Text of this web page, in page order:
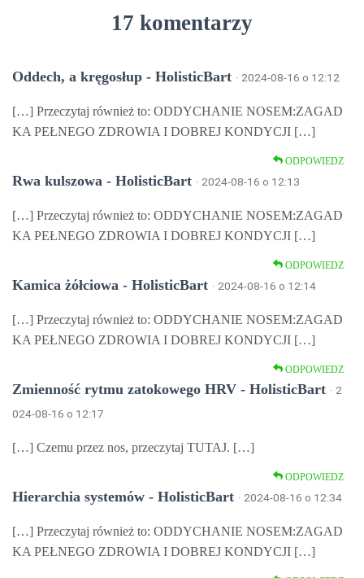
17 komentarzy
Oddech, a kręgosłup - HolisticBart · 2024-08-16 o 12:12
[…] Przeczytaj również to: ODDYCHANIE NOSEM:ZAGAD
KA PEŁNEGO ZDROWIA I DOBREJ KONDYCJI […]
ODPOWIEDZ
Rwa kulszowa - HolisticBart · 2024-08-16 o 12:13
[…] Przeczytaj również to: ODDYCHANIE NOSEM:ZAGAD
KA PEŁNEGO ZDROWIA I DOBREJ KONDYCJI […]
ODPOWIEDZ
Kamica żółciowa - HolisticBart · 2024-08-16 o 12:14
[…] Przeczytaj również to: ODDYCHANIE NOSEM:ZAGAD
KA PEŁNEGO ZDROWIA I DOBREJ KONDYCJI […]
ODPOWIEDZ
Zmienność rytmu zatokowego HRV - HolisticBart · 2
024-08-16 o 12:17
[…] Czemu przez nos, przeczytaj TUTAJ. […]
ODPOWIEDZ
Hierarchia systemów - HolisticBart · 2024-08-16 o 12:34
[…] Przeczytaj również to: ODDYCHANIE NOSEM:ZAGAD
KA PEŁNEGO ZDROWIA I DOBREJ KONDYCJI […]